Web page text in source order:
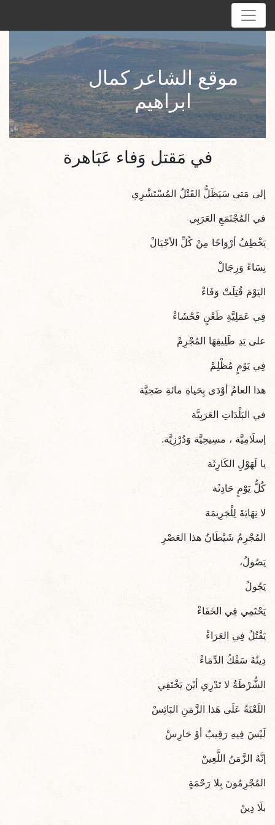
موقع الشاعر كمال
ابراهيم
في مَقتل وَفاء عَبَاهرة
إلى مَتى سَيَظَلُّ القَتْلُ المُسْتَشْرِي
في المُجْتَمَعِ العَرَبِي
يَخْطِفُ أرْوَاحًا مِنْ كُلِّ الأجْيَالْ
نِسَاءً وَرِجَالْ
اليَوْمَ قُتِلَتْ وَفَاءْ
فِي عَمَلِيَّةِ طَعْنٍ فَحْشَاءْ
على يَدِ طَلِيقِهَا المُجْرِمْ
فِي يَوْمٍ مُظْلِمْ
هذا العامُ أوْدَى بِحَياةِ مائةِ ضَحِيَّة
في البَلْدَاتِ العَرَبِيَّة
إسلَامِيَّة ، مسِيحِيَّة وَدُرْزِيَّة.
يا لَهَوْلِ الكَارِثَة
كُلُّ يَوْمٍ حَادِثَة
لا نِهَايَةَ لِلْجَرِيمَة
المُجْرِمُ شَيْطَانُ هذا العَصْرِ
يَصُولُ،
يَجُولُ
يَحْتَمِي فِي الخَفَاءْ
يَقْتُلُ فِي العَرَاءْ
دِينُهُ سَفْكُ الدِّمَاءْ
الشُّرْطَةُ لا تَدْرِي أيْنَ يَخْتَفِي
اللَعْنَةُ عَلَى هَذا الزَّمَنِ البَائِسْ
لَيْسَ فِيهِ رَقِيبٌ أوْ حَارِسْ
إنَّهُ الزَّمَنُ اللَّعِينْ
المُجْرِمُونَ بِلا رَحْمَةٍ
بلَا دِينْ